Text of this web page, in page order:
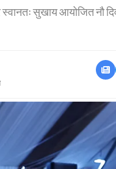
सुखाय आयोजित नौ